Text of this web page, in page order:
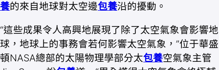
養的來自地球對太空邊包養沿的擾動。
“這些成果令人高興地展現了除了太空氣象會影響地
球，地球上的事務會若何影響太空氣象，”位于華盛
頓NASA總部的太陽物理學部分太包養空氣象主管